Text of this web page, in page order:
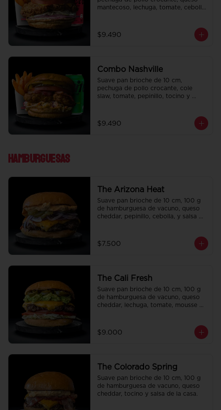
mantecoso, lechuga, tomate, cebolla
salsa de la casa de regalo a elección
y una bebida de 350 cc a elección.
$9.490
Combo Nashville
Suave pan brioche de 10 cm,
pechuga de pollo crocante, cole
slaw, tomate, pepinillo, tocino y
de la casa de regalo a elección y una
bebida de 350 cc a elección.
$9.490
Hamburguesas
The Arizona Heat
Suave pan brioche de 10 cm, 100 g
de hamburguesa de vacuno, queso
cheddar, pepinillo, cebolla, y salsa de
$7.500
The Cali Fresh
Suave pan brioche de 10 cm, 100 g
de hamburguesa de vacuno, queso
cheddar, lechuga, tomate, mousse de
$9.000
The Colorado Spring
Suave pan brioche de 10 cm, 100 g
de hamburguesa de vacuno, queso
cheddar, tocino y salsa de la casa.